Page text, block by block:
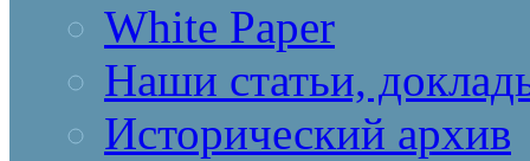
White Paper
Наши статьи,
Исторический архив